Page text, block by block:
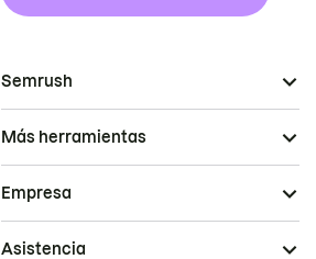
Semrush
Más herramientas
Empresa
Asistencia